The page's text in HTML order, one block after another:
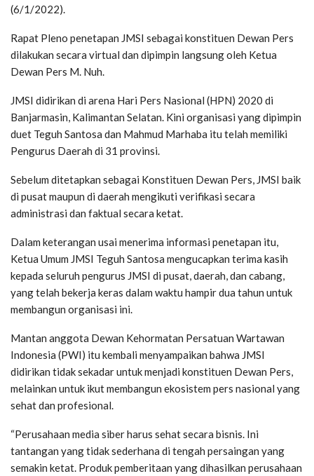
(6/1/2022).
Rapat Pleno penetapan JMSI sebagai konstituen Dewan Pers
dilakukan secara virtual dan dipimpin langsung oleh Ketua
Dewan Pers M. Nuh.
JMSI didirikan di arena Hari Pers Nasional (HPN) 2020 di
Banjarmasin, Kalimantan Selatan. Kini organisasi yang dipimpin
duet Teguh Santosa dan Mahmud Marhaba itu telah memiliki
Pengurus Daerah di 31 provinsi.
Sebelum ditetapkan sebagai Konstituen Dewan Pers, JMSI baik
di pusat maupun di daerah mengikuti verifikasi secara
administrasi dan faktual secara ketat.
Dalam keterangan usai menerima informasi penetapan itu,
Ketua Umum JMSI Teguh Santosa mengucapkan terima kasih
kepada seluruh pengurus JMSI di pusat, daerah, dan cabang,
yang telah bekerja keras dalam waktu hampir dua tahun untuk
membangun organisasi ini.
Mantan anggota Dewan Kehormatan Persatuan Wartawan
Indonesia (PWI) itu kembali menyampaikan bahwa JMSI
didirikan tidak sekadar untuk menjadi konstituen Dewan Pers,
melainkan untuk ikut membangun ekosistem pers nasional yang
sehat dan profesional.
“Perusahaan media siber harus sehat secara bisnis. Ini
tantangan yang tidak sederhana di tengah persaingan yang
semakin ketat. Produk pemberitaan yang dihasilkan perusahaan